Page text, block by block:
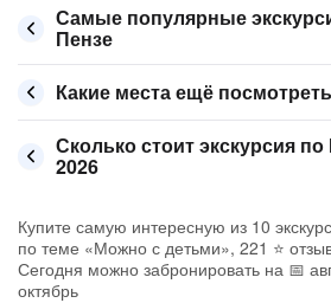
Самые популярные
Пензе
Какие места ещё
Сколько стоит экскурсия по
2026
Купите самую интересную из 10
по теме «Можно с детьми», 221 ⭐
Сегодня можно забронировать на 📅
октябрь